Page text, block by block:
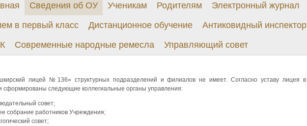
Сведения об ОУ Ученикам Родителям Электронный журнал
в первый класс
Дистанционное обучение Антиковидный инспектор
Современные народные ремесла Управляющий совет
лицей №136» структурных подразделений и филиалов не имеет. Согласно уставу лицея в
сформированы следующие коллегиальные органы управления:
совет;
собрание работников Учреждения;
совет;